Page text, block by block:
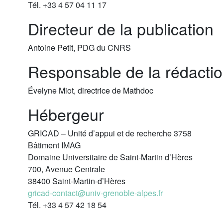
Tél. +33 4 57 04 11 17
Directeur de la publication
Antoine Petit, PDG du CNRS
Responsable de la
Évelyne Miot, directrice de Mathdoc
Hébergeur
GRICAD – Unité d’appui et de recherche 3758
Bâtiment IMAG
Domaine Universitaire de Saint-Martin d’Hères
700, Avenue Centrale
38400 Saint-Martin-d’Hères
gricad-contact@univ-grenoble-alpes.fr
Tél. +33 4 57 42 18 54